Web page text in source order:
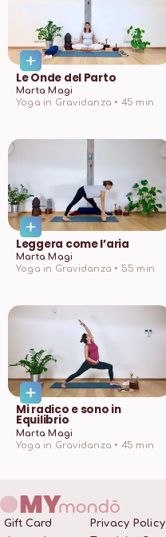
Le Onde del Parto
Marta Magi
Yoga in Gravidanza • 45 min
Leggera come l’aria
Marta Magi
Yoga in Gravidanza • 55 min
Mi radico e sono in
Equilibrio
Marta Magi
Yoga in Gravidanza • 45 min
Gift Card
Privacy Policy